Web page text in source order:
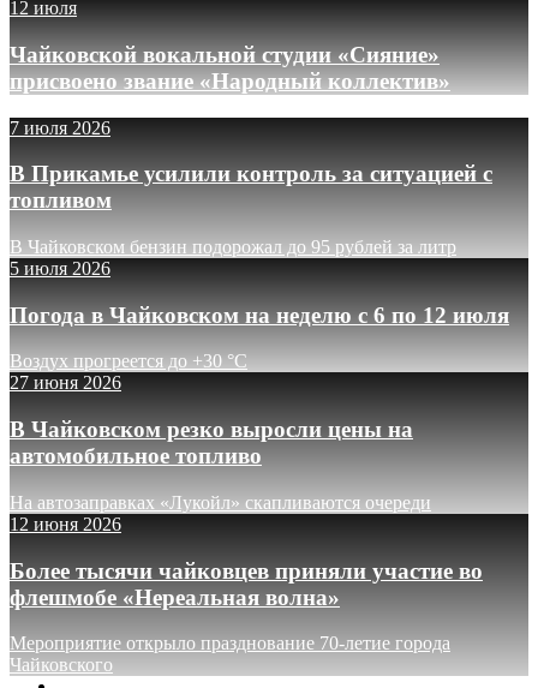
12 июля
Чайковской вокальной студии «Сияние»
присвоено звание «Народный коллектив»
7 июля 2026
В Прикамье усилили контроль за ситуацией с
топливом
В Чайковском бензин подорожал до 95 рублей за литр
5 июля 2026
Погода в Чайковском на неделю с 6 по 12 июля
Воздух прогреется до +30 °C
27 июня 2026
В Чайковском резко выросли цены на
автомобильное топливо
На автозаправках «Лукойл» скапливаются очереди
12 июня 2026
Более тысячи чайковцев приняли участие во
флешмобе «Нереальная волна»
Мероприятие открыло празднование 70-летие города
Чайковского